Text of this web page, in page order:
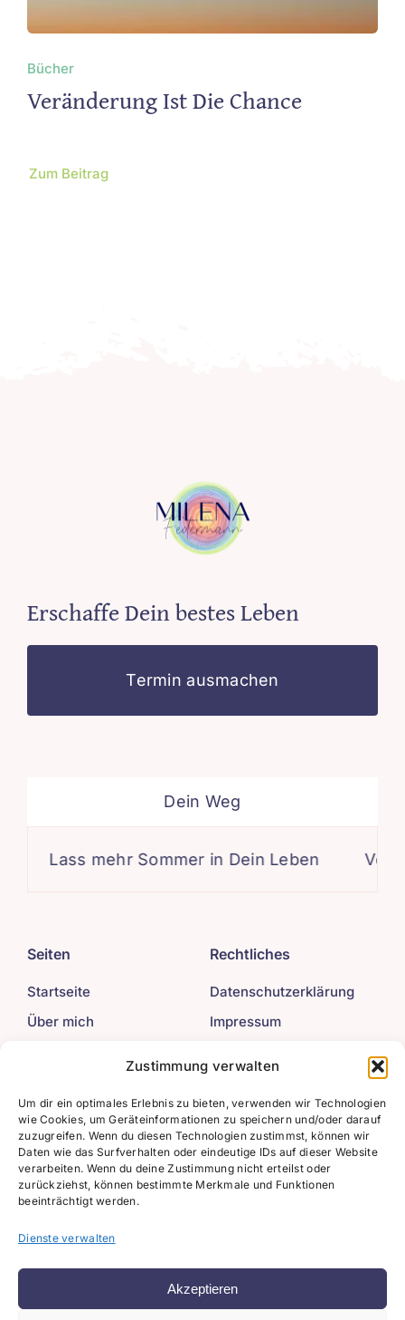
Zustimmung verwalten
Um dir ein optimales Erlebnis zu bieten, verwenden wir Technologien
wie Cookies, um Geräteinformationen zu speichern und/oder darauf
zuzugreifen. Wenn du diesen Technologien zustimmst, können wir
Daten wie das Surfverhalten oder eindeutige IDs auf dieser Website
verarbeiten. Wenn du deine Zustimmung nicht erteilst oder
zurückziehst, können bestimmte Merkmale und Funktionen
beeinträchtigt werden.
Dienste verwalten
Akzeptieren
Bücher
Veränderung Ist Die Chance
Zum Beitrag
Erschaffe Dein bestes Leben
Termin ausmachen
Dein Weg
Lass mehr Sommer in Dein Leben
Seiten
Startseite
Über mich
Rechtliches
Datenschutzerklärung
Impressum
Kontakt
+49 (0) 176 / 214 76
154
federmann.de